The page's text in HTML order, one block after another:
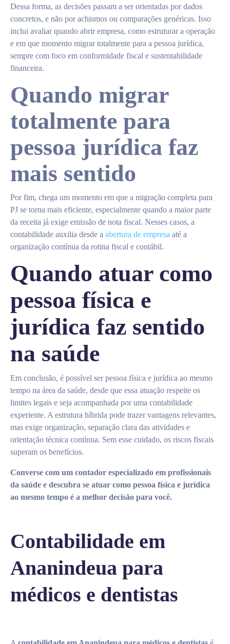
Dessa forma, as decisões passam a ser orientadas por dados
concretos, e não por achismos ou comparações genéricas. Isso
inclui avaliar quando abrir empresa, como estruturar a operação
e em que momento migrar totalmente para a pessoa jurídica,
sempre com foco em conformidade fiscal e sustentabilidade
financeira.
Quando migrar
totalmente para
pessoa jurídica faz
mais sentido
Por fim, chega um momento em que a migração completa para
PJ se torna mais eficiente, especialmente quando a maior parte
da receita já exige emissão de nota fiscal. Nesses casos, a
contabilidade auxilia desde a abertura de empresa até a
organização contínua da rotina fiscal e contábil.
Quando atuar como
pessoa física e
jurídica faz sentido
na saúde
Em conclusão, é possível ser pessoa física e jurídica ao mesmo
tempo na área da saúde, desde que essa atuação respeite os
limites legais e seja acompanhada por uma contabilidade
experiente. A estrutura híbrida pode trazer vantagens relevantes,
mas exige organização, separação clara das atividades e
orientação técnica contínua. Sem esse cuidado, os riscos fiscais
superam os benefícios.
Converse com um contador especializado em profissionais
da saúde e descubra se atuar como pessoa física e jurídica
ao mesmo tempo é a melhor decisão para você.
Contabilidade em
Ananindeua para
médicos e dentistas